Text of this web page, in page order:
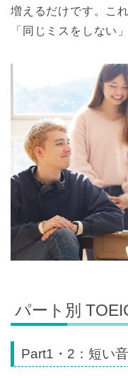
増えるだけです。こ
「同じミスをしない
パート別
Part1・2：短い